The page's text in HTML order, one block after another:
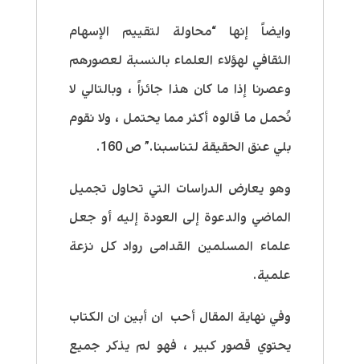
وايضاً إنها “محاولة لتقييم الإسهام
الثقافي لهؤلاء العلماء بالنسبة لعصورهم
وعصرنا إذا ما كان هذا جائزاً ، وبالتالي لا
نُحمل ما قالوه أكثر مما يحتمل ، ولا نقوم
بلي عنق الحقيقة لتناسبنا.” ص 160.
وهو يعارض الدراسات التي تحاول تجميل
الماضي والدعوة إلى العودة إليه أو جعل
علماء المسلمين القدامى رواد كل نزعة
علمية.
وفي نهاية المقال أحب ان أبين ان الكتاب
يحتوي قصور كبير ، فهو لم يذكر جميع